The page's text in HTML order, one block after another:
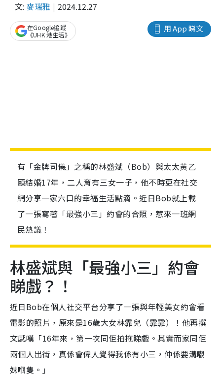
文: 麥瑞雅 2024.12.27
用 App 睇文
在Google追蹤
《UHK 港生活》
有「金牌司儀」之稱的林盛斌（Bob）與太太黃乙
頤結婚17年，二人育有三女一子，他不時更在社交
網分享一家六口的幸福生活點滴。近日Bob就上載
了一張寫著「最強小三」約會的合照，惹來一班網
民熱議！
林盛斌與「最強小三」約會
睇戲？！
近日Bob在個人社交平台分享了一張與年輕美女約會看
電影的照片，原來是16歲大女林霏兒（霏霏）！他再撰
文感嘆「16年來，第一次同佢拍拖睇戲。其實而家同佢
兩個人出街，真係會俾人覺得我係有小三，仲係要溝𡃁
妹嗰隻。」